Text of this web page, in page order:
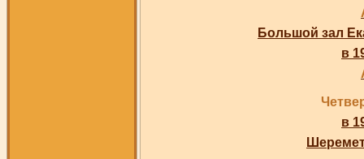
Большой зал
в
в